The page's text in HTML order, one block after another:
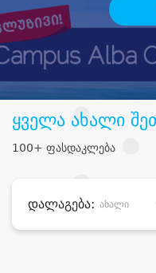
ყველა ახალი
100+ ფასდაკლება
დალაგება: ახალი